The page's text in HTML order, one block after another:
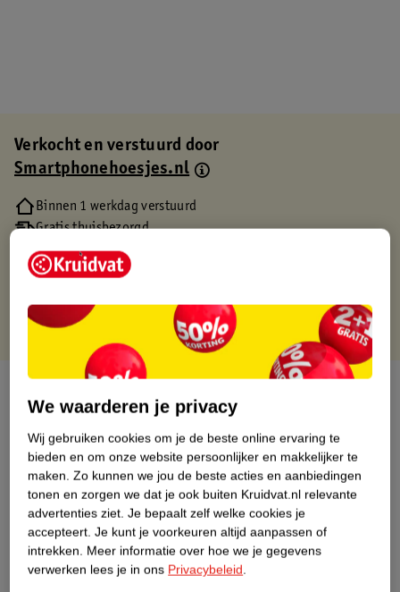
Verkocht en verstuurd door
Smartphonehoesjes.nl
Binnen 1 werkdag verstuurd
Gratis thuisbezorgd
Gratis retourneren via verkooppartner.
Gratis punten met je Kruidvat kaart
Productinformatie
Etiketinformatie
Nature Impact Score
Dit product heeft (nog) geen Nature
Impact Score.
We waarderen je privacy
Wij gebruiken cookies om je de beste online ervaring te
bieden en om onze website persoonlijker en makkelijker te
maken. Zo kunnen we jou de beste acties en aanbiedingen
tonen en zorgen we dat je ook buiten Kruidvat.nl relevante
advertenties ziet. Je bepaalt zelf welke cookies je
accepteert. Je kunt je voorkeuren altijd aanpassen of
intrekken. Meer informatie over hoe we je gegevens
verwerken lees je in ons Privacybeleid.